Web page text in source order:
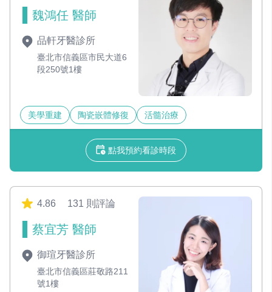
魏鴻任 醫師
品軒牙醫診所
臺北市信義區市民大道6
段250號1樓
美學重建 陶瓷嵌體修復 活髓治療
點我預約看診時段
4.86 131 則評論
蔡宜芳 醫師
御瑄牙醫診所
臺北市信義區莊敬路211
號1樓